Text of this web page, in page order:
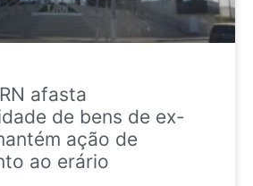
afasta
de bens de ex-
ação de
ao erário